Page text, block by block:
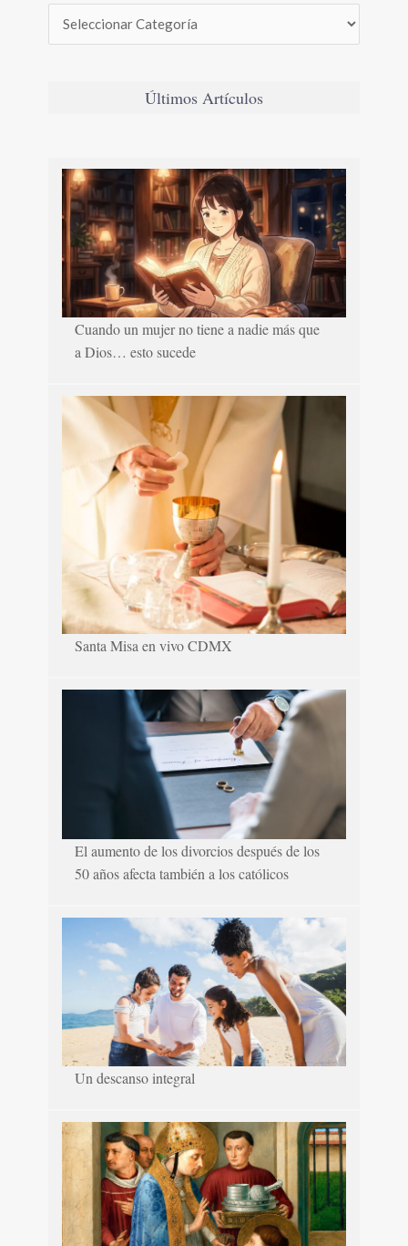
Últimos Artículos
Cuando un mujer no tiene a nadie más que
a Dios… esto sucede
Santa Misa en vivo CDMX
El aumento de los divorcios después de los
50 años afecta también a los católicos
Un descanso integral